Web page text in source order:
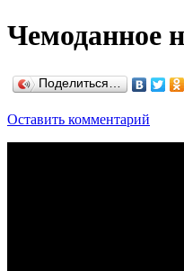
Чемоданное
Поделиться…
Оставить комментарий